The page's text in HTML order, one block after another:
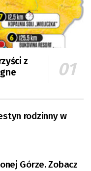
z
rodzinny w
Górze. Zobacz